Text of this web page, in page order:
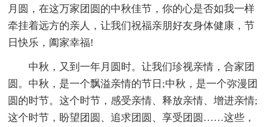
月圆，在这万家团圆的中秋佳节，你的心是否如我一样
牵挂着远方的亲人，让我们祝福亲朋好友身体健康，节
日快乐，阖家幸福!
中秋，又到一年月圆时。让我们珍视亲情，合家团
圆。中秋，是一个飘溢亲情的节日;中秋，是一个弥漫团
圆的时节。这个时节，感受亲情、释放亲情、增进亲情;
这个时节，盼望团圆、追求团圆、享受团圆……这些，